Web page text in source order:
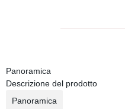
Panoramica
Descrizione del prodotto
Panoramica